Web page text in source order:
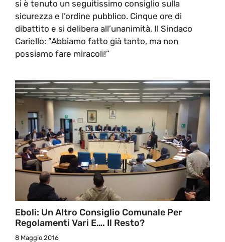
si è tenuto un seguitissimo consiglio sulla
sicurezza e l’ordine pubblico. Cinque ore di
dibattito e si delibera all’unanimità. Il Sindaco
Cariello: ”Abbiamo fatto già tanto, ma non
possiamo fare miracoli!”
Eboli: Un Altro Consiglio Comunale Per
Regolamenti Vari E…. Il Resto?
8 Maggio 2016